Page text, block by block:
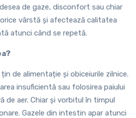
de gaze, disconfort sau chiar
vârstă și afectează calitatea
atunci când se repetă.
de alimentație și obiceiurile zilnice.
insuficientă sau folosirea paiului
de aer. Chiar și vorbitul în timpul
Gazele din intestin apar atunci